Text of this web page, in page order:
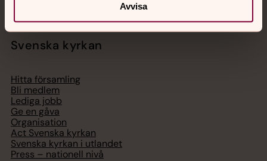
Avvisa
Svenska kyrkan
Hitta församling
Bli medlem
Lediga jobb
Ge en gåva
Organisation
Act Svenska kyrkan
Svenska kyrkan i utlandet
Press – nationell nivå